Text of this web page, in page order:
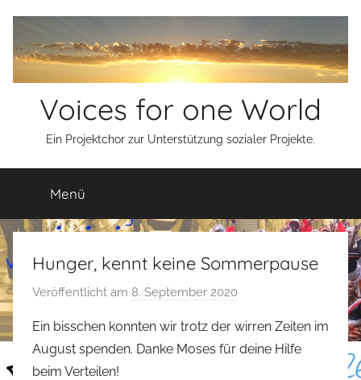
springen
Voices for one World
Ein Projektchor zur Unterstützung sozialer Projekte.
Menü
Hunger, kennt keine Sommerpause
Veröffentlicht am 8. September 2020
n
s
Ein bisschen konnten wir trotz der wirren Zeiten im
August spenden. Danke Moses für deine Hilfe
beim Verteilen!